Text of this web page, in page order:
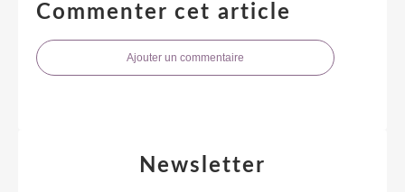
Commenter cet article
Ajouter un commentaire
Newsletter